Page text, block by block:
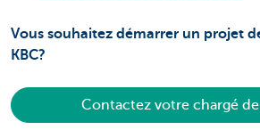
Vous souhaitez démarrer un projet
KBC?
Contactez votre chargé